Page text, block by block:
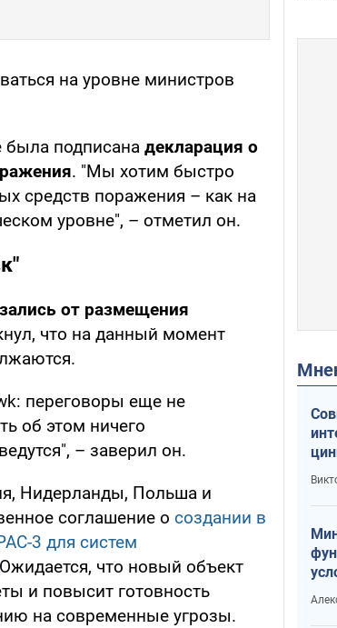
на уровне министров
подписана декларация о
. "Мы хотим быстро
средств поражения – как на
уровне", – отметил он.
от размещения
что на данный момент
переговоры еще не
об этом ничего
– заверил он.
Нидерланды, Польша и
соглашение о создании в
3 для систем
что новый объект
и повысит готовность
на современные угрозы.